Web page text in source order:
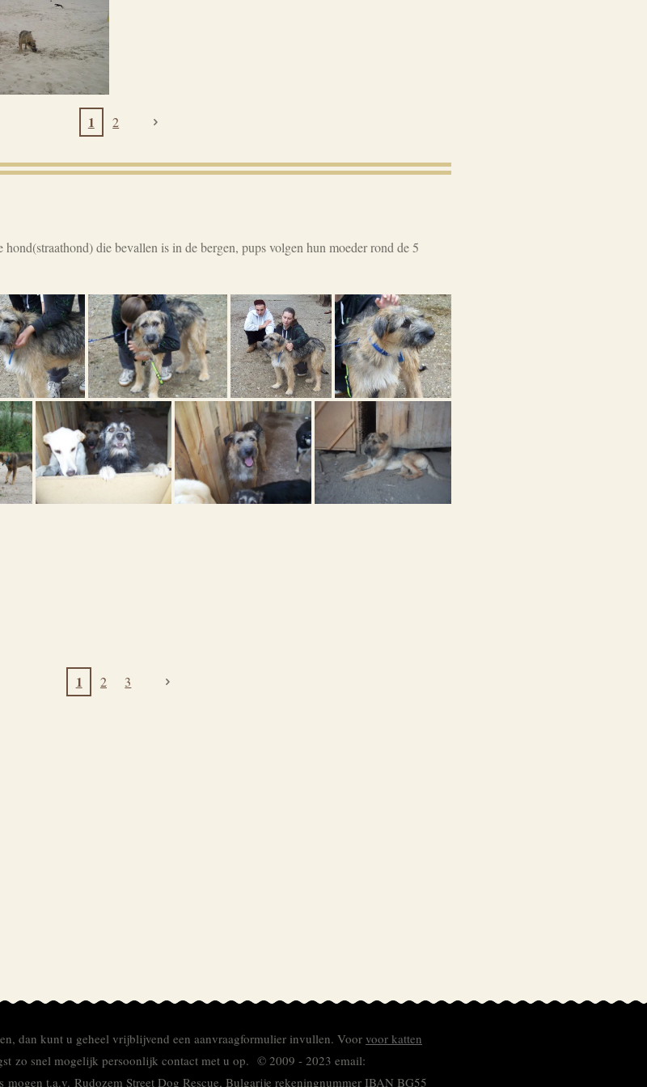
1 2
die bevallen is in de bergen, pups volgen hun moeder rond de 5
1 2 3
dan kunt u geheel vrijblijvend een aanvraagformulier invullen. Voor voor katten
zo snel mogelijk persoonlijk contact met u op. © 2009 - 2023 email:
mogen t.a.v. Rudozem Street Dog Rescue, Bulgarije rekeningnummer IBAN BG55